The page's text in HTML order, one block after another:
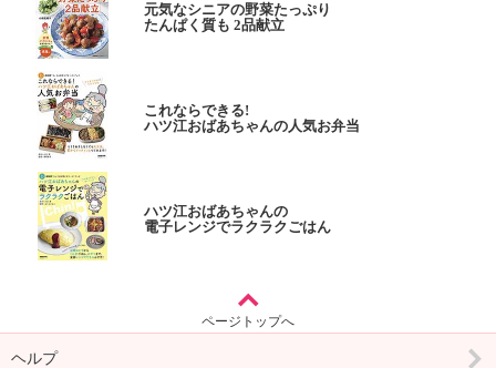
元気なシニアの野菜たっぷり
たんぱく質も 2品献立
これならできる!
ハツ江おばあちゃんの人気お弁当
ハツ江おばあちゃんの
電子レンジでラクラクごはん
ページトップへ
ヘルプ